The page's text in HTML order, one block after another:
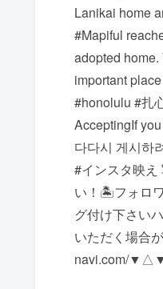
Lanikai home
#Mapiful
adopted
important
#honolulu #
Accepting If
다 다시 게시
#インスタ映
い！ 🏝フォロ
グ付け下さい️
いただく場合